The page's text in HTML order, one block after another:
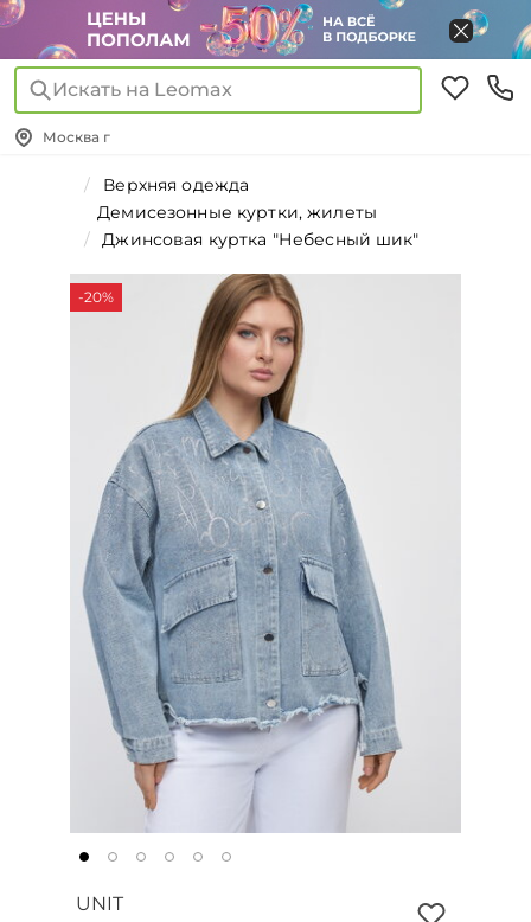
Искать на Leomax
Москва г
Верхняя одежда
Демисезонные куртки, жилеты
Джинсовая куртка "Небесный шик"
-20%
UNIT